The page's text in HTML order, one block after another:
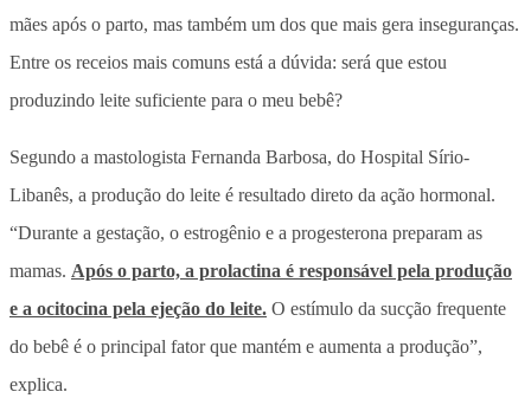
mães após o parto, mas também um dos que mais gera inseguranças.
Entre os receios mais comuns está a dúvida: será que estou
produzindo leite suficiente para o meu bebê?
Segundo a mastologista Fernanda Barbosa, do Hospital Sírio-
Libanês, a produção do leite é resultado direto da ação hormonal.
“Durante a gestação, o estrogênio e a progesterona preparam as
mamas. Após o parto, a prolactina é responsável pela produção
e a ocitocina pela ejeção do leite. O estímulo da sucção frequente
do bebê é o principal fator que mantém e aumenta a produção”,
explica.